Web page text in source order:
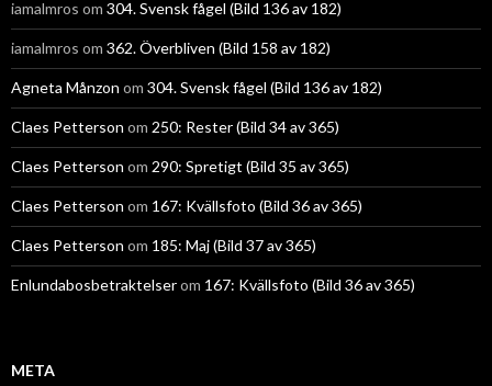
iamalmros om 304. Svensk fågel (Bild 136 av 182)
iamalmros om 362. Överbliven (Bild 158 av 182)
Agneta Månzon om 304. Svensk fågel (Bild 136 av 182)
Claes Petterson om 250: Rester (Bild 34 av 365)
Claes Petterson om 290: Spretigt (Bild 35 av 365)
Claes Petterson om 167: Kvällsfoto (Bild 36 av 365)
Claes Petterson om 185: Maj (Bild 37 av 365)
Enlundabosbetraktelserom 167: Kvällsfoto (Bild 36 av 365)
META